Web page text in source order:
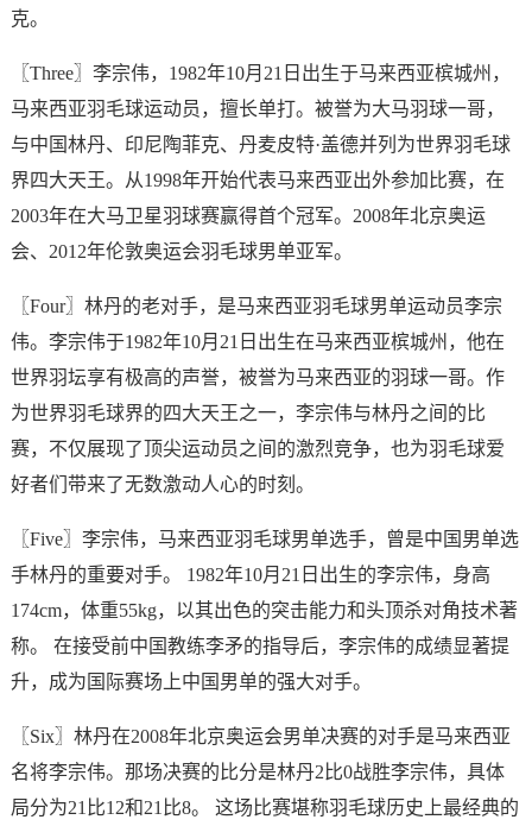
克。
〖Three〗李宗伟，1982年10月21日出生于马来西亚槟城州，
马来西亚羽毛球运动员，擅长单打。被誉为大马羽球一哥，
与中国林丹、印尼陶菲克、丹麦皮特·盖德并列为世界羽毛球
界四大天王。从1998年开始代表马来西亚出外参加比赛，在
2003年在大马卫星羽球赛赢得首个冠军。2008年北京奥运
会、2012年伦敦奥运会羽毛球男单亚军。
〖Four〗林丹的老对手，是马来西亚羽毛球男单运动员李宗
伟。李宗伟于1982年10月21日出生在马来西亚槟城州，他在
世界羽坛享有极高的声誉，被誉为马来西亚的羽球一哥。作
为世界羽毛球界的四大天王之一，李宗伟与林丹之间的比
赛，不仅展现了顶尖运动员之间的激烈竞争，也为羽毛球爱
好者们带来了无数激动人心的时刻。
〖Five〗李宗伟，马来西亚羽毛球男单选手，曾是中国男单选
手林丹的重要对手。 1982年10月21日出生的李宗伟，身高
174cm，体重55kg，以其出色的突击能力和头顶杀对角技术著
称。 在接受前中国教练李矛的指导后，李宗伟的成绩显著提
升，成为国际赛场上中国男单的强大对手。
〖Six〗林丹在2008年北京奥运会男单决赛的对手是马来西亚
名将李宗伟。那场决赛的比分是林丹2比0战胜李宗伟，具体
局分为21比12和21比8。 这场比赛堪称羽毛球历史上最经典的